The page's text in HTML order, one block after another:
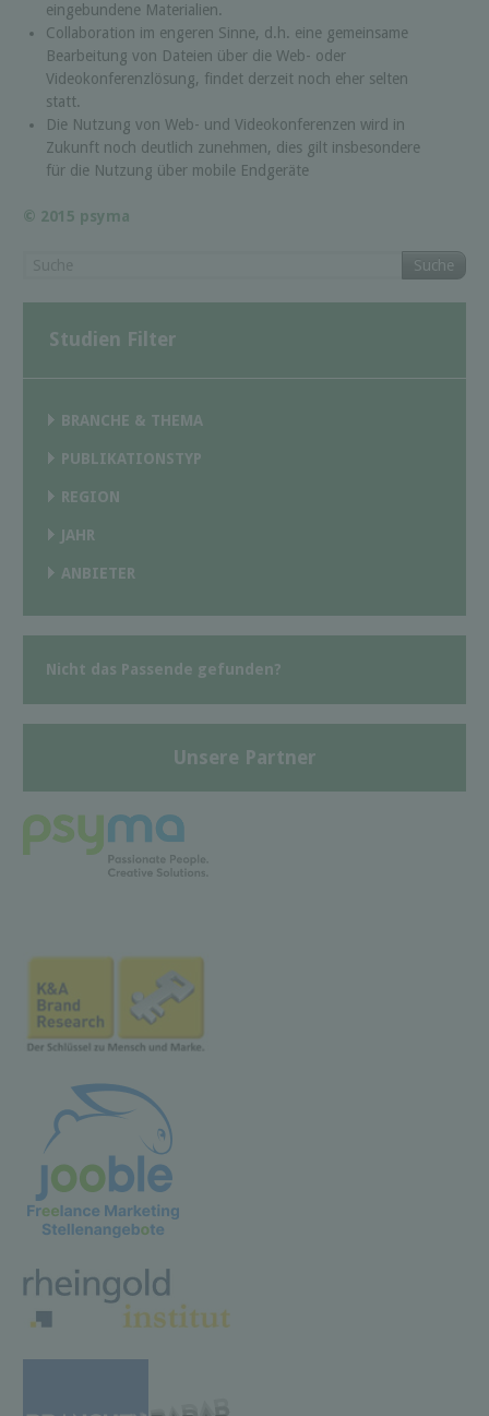
eingebundene Materialien.
Collaboration im engeren Sinne, d.h. eine gemeinsame
Bearbeitung von Dateien über die Web- oder
Videokonferenzlösung, findet derzeit noch eher selten
statt.
Die Nutzung von Web- und Videokonferenzen wird in
Zukunft noch deutlich zunehmen, dies gilt insbesondere
für die Nutzung über mobile Endgeräte
© 2015 psyma
Suche
Studien Filter
BRANCHE & THEMA
PUBLIKATIONSTYP
REGION
JAHR
ANBIETER
Nicht das Passende gefunden?
Unsere Partner